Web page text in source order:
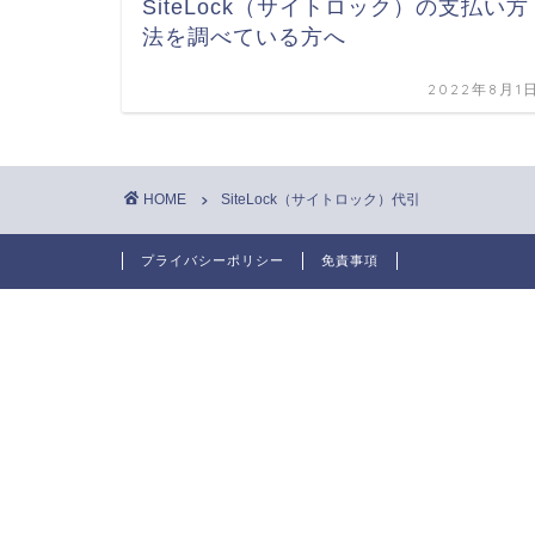
SiteLock（サイトロック）の支払い方
法を調べている方へ
2022年8月1
HOME SiteLock（サイトロック）代引
プライバシーポリシー 免責事項